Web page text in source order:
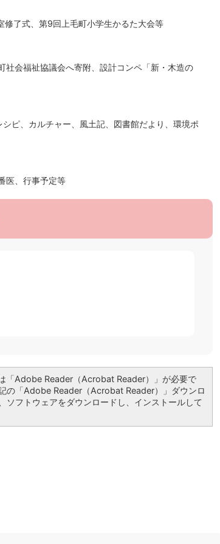
了式、第9回上毛町小学生かるた大会等
会福祉協議会へ寄附、設計コンペ「新・木造の
ピ、カルチャー、風土記、図書館だより、環境ポ
医、行事予定等
「Adobe Reader（Acrobat Reader）」が必要で
の「Adobe Reader（Acrobat Reader）」ダウンロ
ソフトウェアをダウンロードし、インストールして